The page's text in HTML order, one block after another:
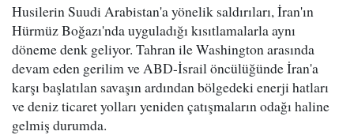
Husilerin Suudi Arabistan'a yönelik saldırıları, İran'ın
Hürmüz Boğazı'nda uyguladığı kısıtlamalarla aynı
döneme denk geliyor. Tahran ile Washington arasında
devam eden gerilim ve ABD-İsrail öncülüğünde İran'a
karşı başlatılan savaşın ardından bölgedeki enerji hatları
ve deniz ticaret yolları yeniden çatışmaların odağı haline
gelmiş durumda.